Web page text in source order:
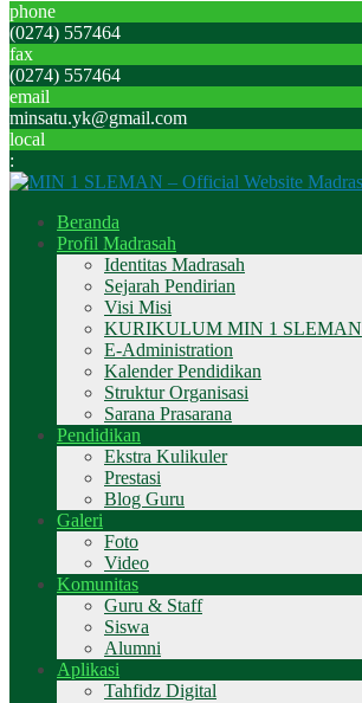
phone
(0274) 557464
fax
(0274) 557464
email
minsatu.yk@gmail.com
local
:
Beranda
Profil Madrasah
Identitas Madrasah
Sejarah Pendirian
Visi Misi
KURIKULUM MIN 1 SLEMAN
E-Administration
Kalender Pendidikan
Struktur Organisasi
Sarana Prasarana
Pendidikan
Ekstra Kulikuler
Prestasi
Blog Guru
Galeri
Foto
Video
Komunitas
Guru & Staff
Siswa
Alumni
Aplikasi
Tahfidz Digital